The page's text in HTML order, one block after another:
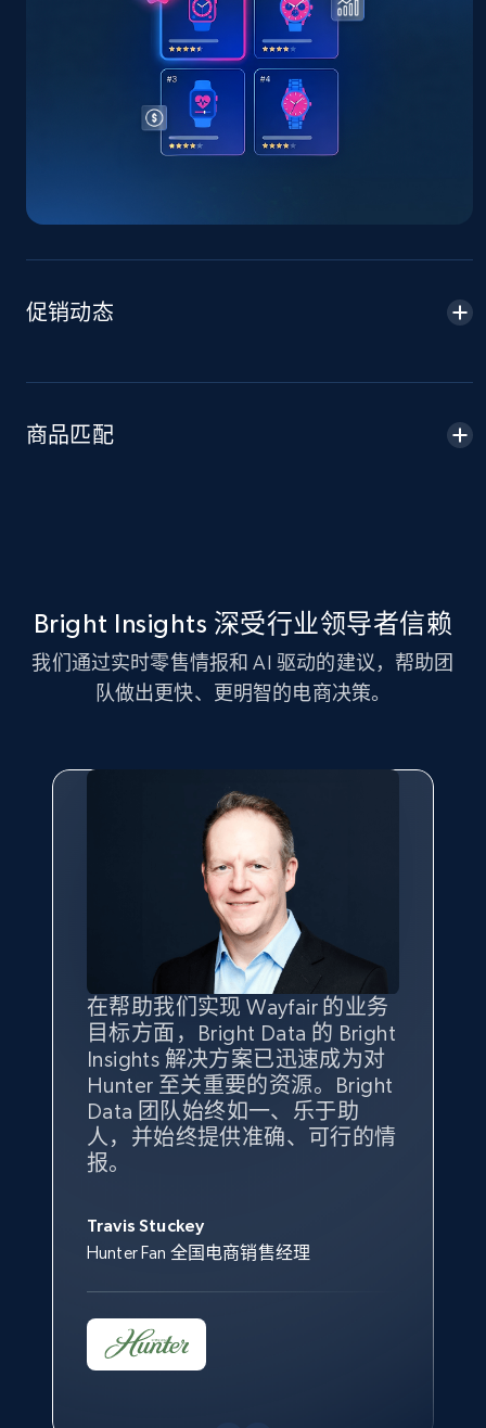
TikTok Shop - Collect TikTok shop products
by keywords search
URL, Title, Available, Description, Currency, Initial
info, Stars, Feedbacks, Return policy, and more.
2.5K+ 378+ 立即开始
eBay
URL, Product id, Title, Seller name, Seller rating,
Seller reviews, Breadcrumbs, Root category, and
eBay - Gather data on products using
specified keywords
URL, Product id, Title, Seller name, Seller rating,
Seller reviews, Breadcrumbs, Root category, and
more.
URL, Product id, Title, Seller name, Seller rating,
Seller reviews, Breadcrumbs, Root category, and
促销动态
商品匹配
Bright Insights 深受行业领导者信赖
我们通过实时零售情报和 AI 驱动的建议，帮助团
队做出更快、更明智的电商决策。
在帮助我们实现 Wayfair 的业务
目标方面，Bright Data 的 Bright
Insights 解决方案已迅速成为对
Hunter 至关重要的资源。Bright
Data 团队始终如一、乐于助
人，并始终提供准确、可行的情
报。
Travis Stuckey
Hunter Fan 全国电商销售经理
Bright Insights 的数据极大地支
持了我们公司的目标。每个产品
类别的市场份额帮助我们以主要
竞争对手为基准，而供应商的销
售情况则从战术上帮助我们的营
销团队扩大产品种类。
Overstock 的客户战略与洞察总监
我们之所以选择 Bright
Insights，是因为它能够跟踪销
售情况，并绘制对我们业务至关
重要的竞争产品类别图。
Yael Fridman
Keter 的市场总监
借助 Bright Data 的解决方案，
我们获得了对市场领域、产品、
竞争格局以及消费者行为趋势的
独特且全面的洞察。
Beverly Taylor
Kingston Brass, Inc. 商品规划总监